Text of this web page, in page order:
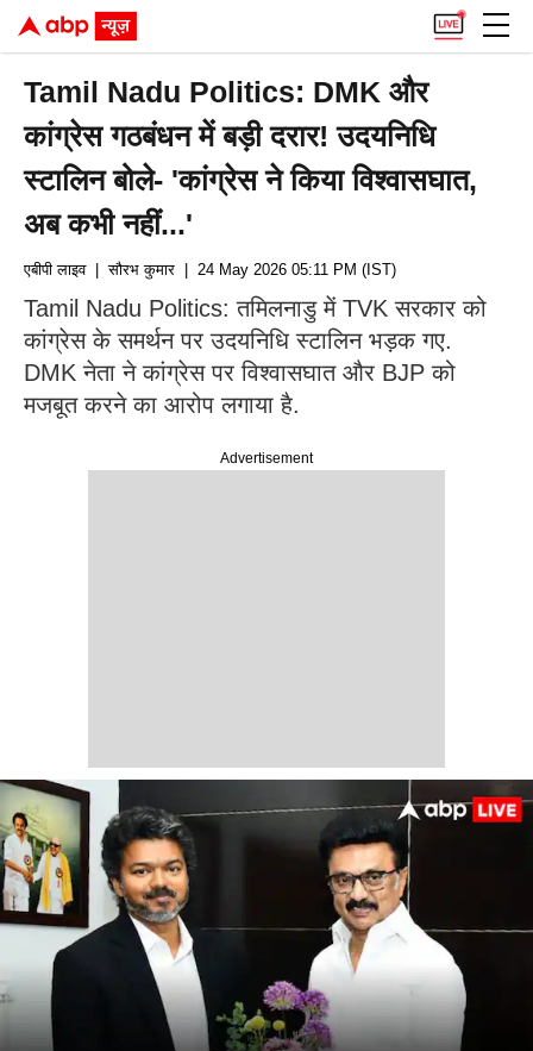
Tamil Nadu Politics: DMK और
कांग्रेस गठबंधन में बड़ी दरार! उदयनिधि
स्टालिन बोले- 'कांग्रेस ने किया विश्वासघात,
अब कभी नहीं...'
Advertisement
एबीपी लाइव| सौरभ कुमार | 24 May 2026 05:11 PM (IST)
Tamil Nadu Politics: तमिलनाडु में TVK सरकार को
कांग्रेस के समर्थन पर उदयनिधि स्टालिन भड़क गए.
DMK नेता ने कांग्रेस पर विश्वासघात और BJP को
मजबूत करने का आरोप लगाया है.